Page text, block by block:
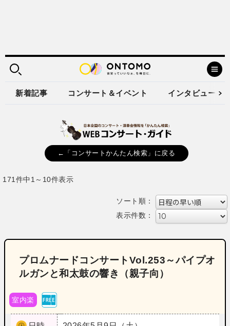
新着記事 コンサート＆イベント インタビュー
←「コンサートかんたん検索」に戻る
171件中1～10件表示
ソート順：
表示件数：
プロムナードコンサートVol.253～パイプオ
ルガンと和太鼓の響き（親子向）
室内楽